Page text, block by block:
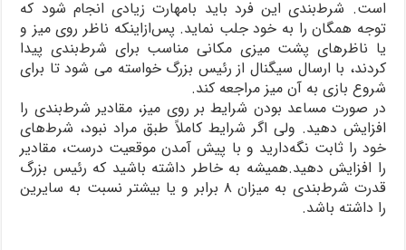
است. شرط‌بندی این فرد باید بامهارت زیادی انجام شود که
توجه همگان را به خود جلب نماید. پس‌ازاینکه ناظر روی میز و
یا ناظرهای پشت میزی مکانی مناسب برای شرط‌بندی پیدا
کردند، با ارسال سیگنال از رئیس بزرگ خواسته می شود تا برای
شروع بازی به آن میز مراجعه کند.
در صورت مساعد بودن شرایط بر روی میز، مقادیر شرط‌بندی را
افزایش دهید. ولی اگر شرایط کاملاً طبق مراد نبود، شرط‌های
خود را ثابت نگه‌دارید و با پیش آمدن موقعیت درست، مقادیر
را افزایش دهید.همیشه به خاطر داشته باشید که رئیس بزرگ
قدرت شرط‌بندی به میزان ۸ برابر و یا بیشتر نسبت به سایرین
را داشته باشد.